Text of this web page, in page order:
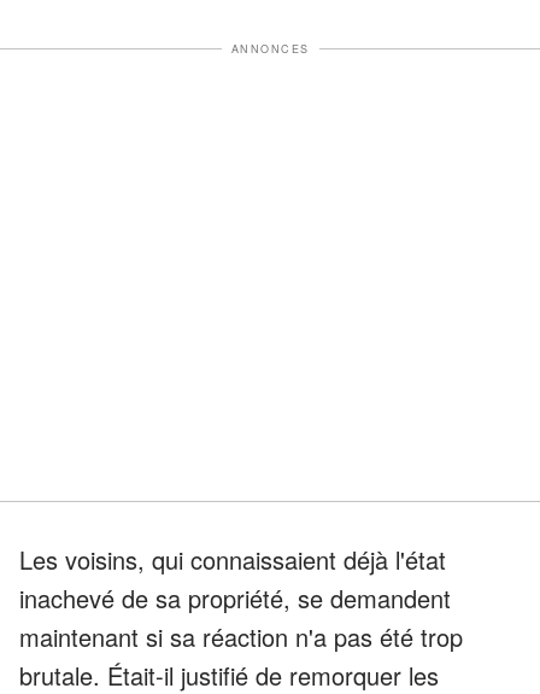
ANNONCES
Les voisins, qui connaissaient déjà l'état
inachevé de sa propriété, se demandent
maintenant si sa réaction n'a pas été trop
brutale. Était-il justifié de remorquer les